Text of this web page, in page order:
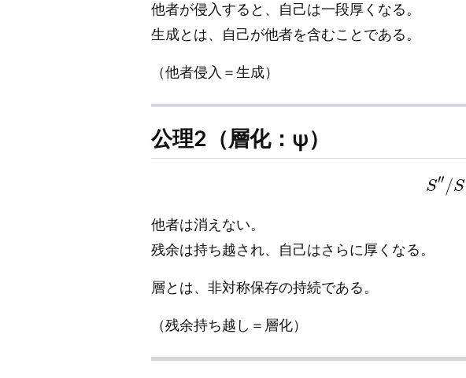
他者が侵入すると、自己は一段厚くなる。
生成とは、自己が他者を含むことである。
（他者侵入＝生成）
公理2（層化：ψ）
S″
他者は消えない。
残余は持ち越され、自己はさらに厚くなる。
層とは、非対称保存の持続である。
（残余持ち越し＝層化）